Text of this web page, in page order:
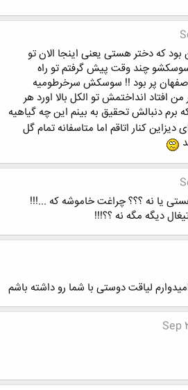
که دختر هستی یعنی اینجا الان تو
چند وقت پیش گرفتم تو راه
پر بود !! سوسکش سرخرطومیه
افتاد انداختمش تو الکل بالا اورد هر
دنبالش تحقیق به بینم این چه گیاهیه
کنار اتاقم اما متاسفانه تمام گل
یا نه ؟؟؟ چراغت خاموشه که ...!!!
دیگه مگه نه ؟؟!!!
لیاقت دوستی با شما رو داشته باشم
Sep